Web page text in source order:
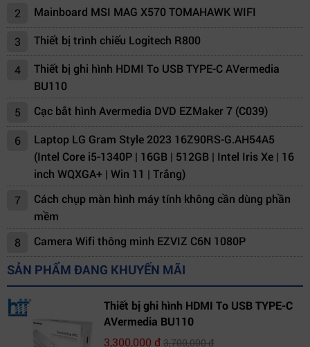
2
Mainboard MSI MAG X570 TOMAHAWK WIFI
3 Thiết bị trình chiếu Logitech R800
4
Thiết bị ghi hình HDMI To USB TYPE-C AVermedia
BU110
5
Cạc bắt hình Avermedia DVD EZMaker 7 (C039)
6
Laptop LG Gram Style 2023 16Z90RS-G.AH54A5
(Intel Core i5-1340P | 16GB | 512GB | Intel Iris Xe | 16
inch WQXGA+ | Win 11 | Trắng)
7
Cách chụp màn hình máy tính không cần dùng phần
mềm
8
Camera Wifi thông minh EZVIZ C6N 1080P
SẢN PHẨM ĐANG KHUYẾN MÃI
Thiết bị ghi hình HDMI To USB TYPE-C
AVermedia BU110
3,300,000 đ3,700,000 đ